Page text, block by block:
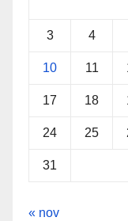
3 4
10 11
17 18
24 25
31
« nov